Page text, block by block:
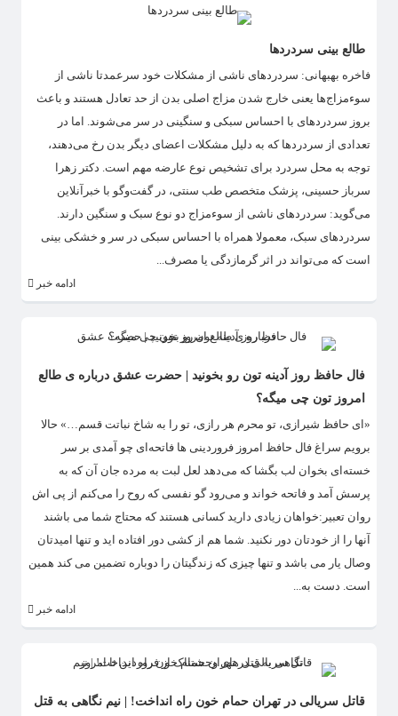
طالع بینی سردردها
فاخره بهبهانی: سردردهای ناشی از مشکلات خود سرعمدتا ناشی از
سوءمزاج‌ها یعنی خارج شدن مزاج اصلی بدن از حد تعادل هستند و باعث
بروز سردردهای با احساس سبکی و سنگینی در سر می‌شوند. اما در
تعدادی از سردردها که به دلیل مشکلات اعضای دیگر بدن رخ می‌دهند،
توجه به محل سردرد برای تشخیص نوع عارضه مهم است. دکتر زهرا
سرباز حسینی، پزشک متخصص طب سنتی، در گفت‌وگو با خبرآنلاین
می‌گوید: سردردهای ناشی از سوءمزاج دو نوع سبک و سنگین دارند.
سردردهای سبک، معمولا همراه با احساس سبکی در سر و خشکی بینی
است که می‌تواند در اثر گرمازدگی یا مصرف...
ادامه خبر
فال حافظ روز آدینه تون رو بخونید | حضرت عشق درباره ی طالع
امروز تون چی میگه؟
«ای حافظ شیرازی، تو محرم هر رازی، تو را به شاخ نباتت قسم…» حالا
برویم سراغ فال حافظ امروز فروردینی ها فاتحه‌ای چو آمدی بر سر
خسته‌ای بخوان لب بگشا که می‌دهد لعل لبت به مرده جان آن که به
پرسش آمد و فاتحه خواند و می‌رود گو نفسی که روح را می‌کنم از پی اش
روان تعبیر:خواهان زیادی دارید کسانی هستند که محتاج شما می باشند
آنها را از خودتان دور نکنید. شما هم از کشی دور افتاده اید و تنها امیدتان
وصال یار می باشد و تنها چیزی که زندگیتان را دوباره تضمین می کند همین
است. دست به...
ادامه خبر
قاتل سریالی در تهران حمام خون راه انداخت! | نیم نگاهی به قتل